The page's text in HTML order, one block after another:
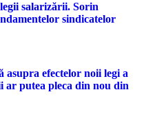
salarizării. Sorin
sindicatelor
asupra efectelor noii legi a
ar putea pleca din nou din